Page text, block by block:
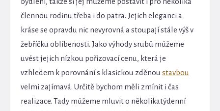
člennou rodinu třeba i do patra. Jejich eleganci a
kráse se opravdu nic nevyrovná a stoupají stále výš v
žebříčku oblíbenosti. Jako výhody srubů můžeme
uvést jejich nízkou pořizovací cenu, která je
vzhledem k porovnání s klasickou zděnoustavbou
velmi zajímavá. Určitě bychom měli zmínit i čas
realizace. Tady můžeme mluvit o několikatýdenní